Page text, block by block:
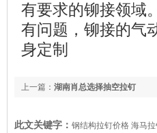
有要求的铆接领域
有问题，铆接的气
身定制
上一篇： 湖南肖总选择抽空拉钉
此文关键字： 钢结构拉钉价格 海马